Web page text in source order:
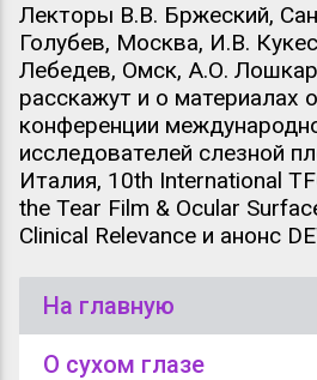
Лекторы В.В. Бржеский,
Голубев, Москва, И.В.
Лебедев, Омск, А.О.
расскажут и о материалах
конференции
исследователей слезной
Италия, 10th International
the Tear Film & Ocular
Clinical Relevance и анонс
На главную
О сухом глазе